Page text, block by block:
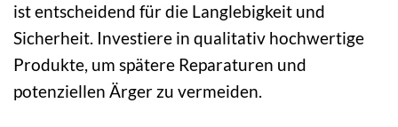
ist entscheidend für die Langlebigkeit und
Sicherheit. Investiere in qualitativ hochwertige
Produkte, um spätere Reparaturen und
potenziellen Ärger zu vermeiden.